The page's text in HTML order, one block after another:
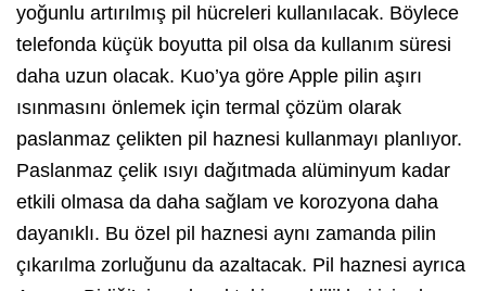
yoğunlu artırılmış pil hücreleri kullanılacak. Böylece
telefonda küçük boyutta pil olsa da kullanım süresi
daha uzun olacak. Kuo’ya göre Apple pilin aşırı
ısınmasını önlemek için termal çözüm olarak
paslanmaz çelikten pil haznesi kullanmayı planlıyor.
Paslanmaz çelik ısıyı dağıtmada alüminyum kadar
etkili olmasa da daha sağlam ve korozyona daha
dayanıklı. Bu özel pil haznesi aynı zamanda pilin
çıkarılma zorluğunu da azaltacak. Pil haznesi ayrıca